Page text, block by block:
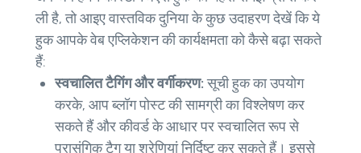
ली है, तो आइए वास्तविक दुनिया के कुछ उदाहरण देखें कि ये
हुक आपके वेब एप्लिकेशन की कार्यक्षमता को कैसे बढ़ा सकते
हैं:
स्वचालित टैगिंग और वर्गीकरण:सूची हुक का उपयोग
करके, आप ब्लॉग पोस्ट की सामग्री का विश्लेषण कर
सकते हैं और कीवर्ड के आधार पर स्वचालित रूप से
प्रासंगिक टैग या श्रेणियां निर्दिष्ट कर सकते हैं। इससे